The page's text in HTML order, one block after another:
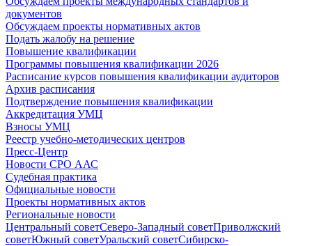
документов
Обсуждаем проекты нормативных актов
Подать жалобу на решение
Повышение квалификации
Программы повышения квалификации 2026
Расписание курсов повышения квалификации аудиторов
Архив расписания
Подтверждение повышения квалификации
Аккредитация УМЦ
Взносы УМЦ
Реестр учебно-методических центров
Пресс-Центр
Новости СРО ААС
Судебная практика
Официальные новости
Проекты нормативных актов
Региональные новости
Центральный советСеверо-Западный советПриволжский
советЮжный советУральский советСибирско-